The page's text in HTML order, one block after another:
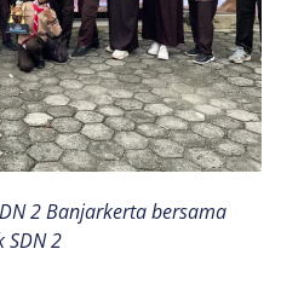
2 Banjarkerta bersama
SDN 2